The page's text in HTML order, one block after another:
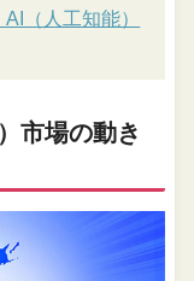
（人工知能）
市場の動き